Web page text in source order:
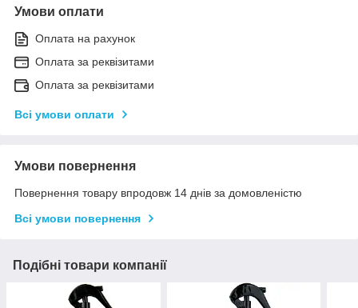
Умови оплати
Оплата на рахунок
Оплата за реквізитами
Оплата за реквізитами
Всі умови оплати
Умови повернення
Повернення товару впродовж 14 днів за домовленістю
Всі умови повернення
Подібні товари компанії